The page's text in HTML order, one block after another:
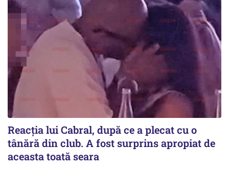
Reacția lui Cabral, după ce a plecat cu o
tânără din club. A fost surprins apropiat de
aceasta toată seara